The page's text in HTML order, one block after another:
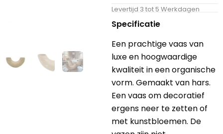
Levertijd 3 tot 5 Werkdagen
Specificatie
Een prachtige vaas van
luxe en hoogwaardige
kwaliteit in een organische
vorm. Gemaakt van hars.
Een vaas om decoratief
ergens neer te zetten of
met kunstbloemen. De